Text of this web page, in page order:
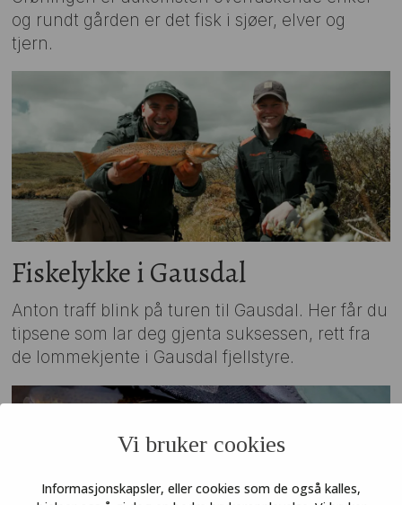
Vi bruker cookies
Informasjonskapsler, eller cookies som de også kalles,
og rundt gården er det fisk i sjøer, elver og
tjern.
Fiskelykke i Gausdal
Anton traff blink på turen til Gausdal. Her får du
tipsene som lar deg gjenta suksessen, rett fra
de lommekjente i Gausdal fjellstyre.